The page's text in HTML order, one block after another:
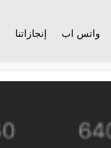
واتس اب إنجازاتنا